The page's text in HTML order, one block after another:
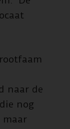
naar de
nog